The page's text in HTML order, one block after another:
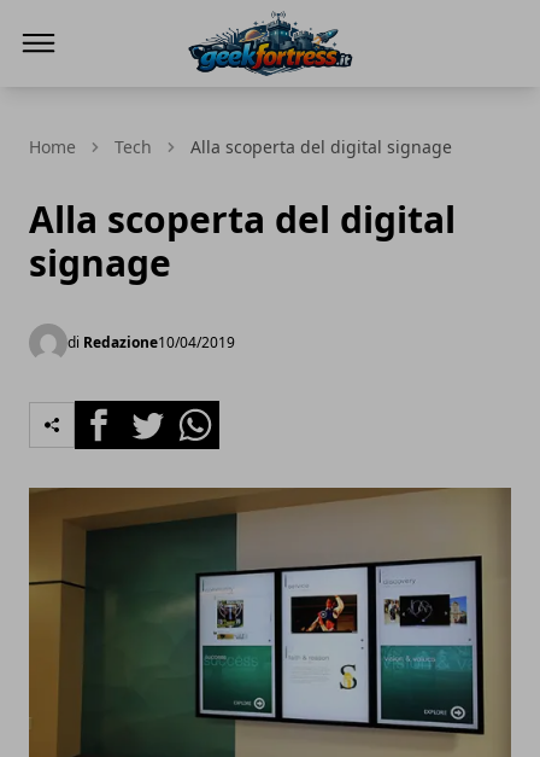
Home Tech Alla scoperta del digital signage
Alla scoperta del digital
signage
di Redazione10/04/2019
FacebookTwitterWhatsapp